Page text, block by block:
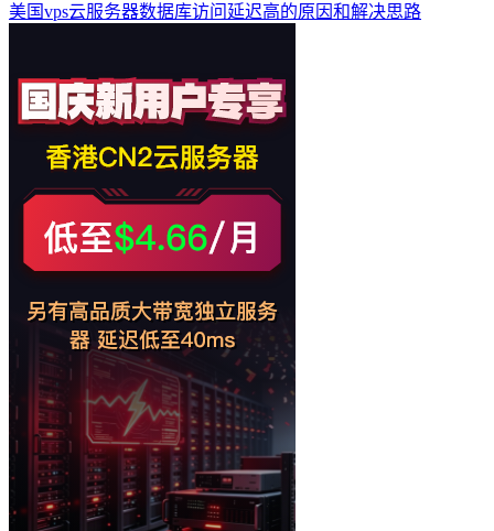
美国vps云服务器数据库访问延迟高的原因和解决思路